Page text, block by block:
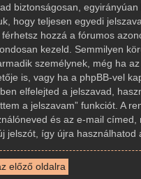
biztonságosan, egyirányúan
hogy teljesen egyedi
férhetsz hozzá a fórumos
kezeld. Semmilyen
személynek, még ha
is, vagy ha a phpBB-vel
elfelejted a jelszavad,
a jelszavam” funkciót. A
és az e-mail címed,
jelszót, így újra használhatod
előző oldalra